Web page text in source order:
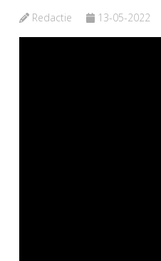
Redactie 13-05-2022